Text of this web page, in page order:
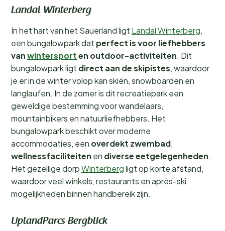
Landal Winterberg
In het hart van het Sauerland ligt Landal Winterberg,
een bungalowpark dat perfect is voor liefhebbers
vanwintersporten outdoor-activiteiten. Dit
bungalowpark ligt direct aan de skipistes, waardoor
je er in de winter volop kan skiën, snowboarden en
langlaufen. In de zomer is dit recreatiepark een
geweldige bestemming voor wandelaars,
mountainbikers en natuurliefhebbers. Het
bungalowpark beschikt over moderne
accommodaties, een overdekt zwembad,
wellnessfaciliteiten en diverse eetgelegenheden.
Het gezellige dorpWinterbergligt op korte afstand,
waardoor veel winkels, restaurants en après-ski
mogelijkheden binnen handbereik zijn.
UplandParcs Bergblick